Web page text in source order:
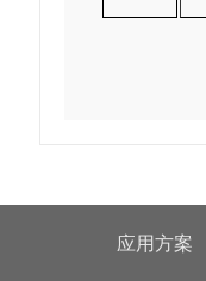
应用方案